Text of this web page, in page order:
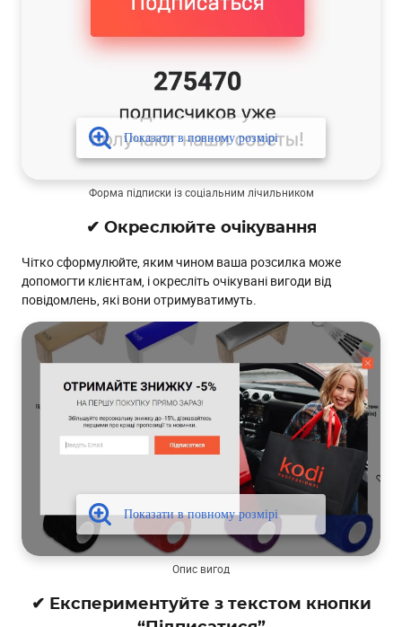
Форма підписки із соціальним лічильником
✔ Окреслюйте очікування
Чітко сформулюйте, яким чином ваша розсилка може
допомогти клієнтам, і окресліть очікувані вигоди від
повідомлень, які вони отримуватимуть.
Опис вигод
✔ Експериментуйте з текстом кнопки